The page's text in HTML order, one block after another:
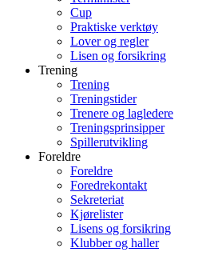
Cup
Praktiske verktøy
Lover og regler
Lisen og forsikring
Trening
Trening
Treningstider
Trenere og lagledere
Treningsprinsipper
Spillerutvikling
Foreldre
Foreldre
Foredrekontakt
Sekreteriat
Kjørelister
Lisens og forsikring
Klubber og haller